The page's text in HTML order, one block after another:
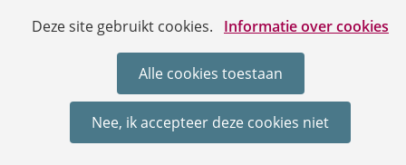
Cookies
Deze site gebruikt cookies. Informatie over cookies
Hier
Alle cookies toestaan
Nee, ik accepteer deze cookies niet
Ga
de
inhoud